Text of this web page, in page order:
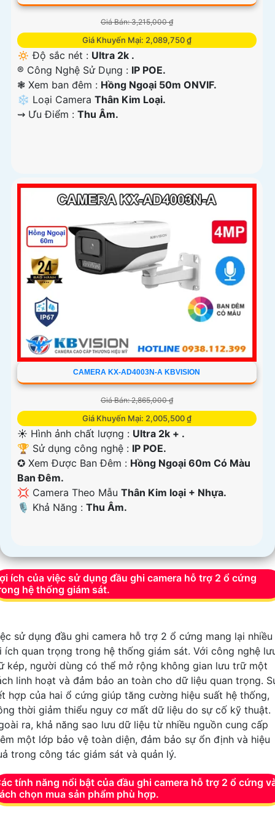
Giá Bán: 3,215,000 ₫
Giá Khuyến Mại: 2,089,750 ₫
🔅 Độ sắc nét : Ultra 2k .
®️ Công Nghệ Sử Dụng : IP POE.
❃ Xem ban đêm : Hồng Ngoại 50m ONVIF.
❄ Loại Camera Thân Kim Loại.
️⇝ Ưu Điểm : Thu Âm.
CAMERA KX-AD4003N-A KBVISION
Giá Bán: 2,865,000 ₫
Giá Khuyến Mại: 2,005,500 ₫
☀️ Hình ảnh chất lượng : Ultra 2k + .
🏆 Sử dụng công nghệ : IP POE.
✪ Xem Được Ban Đêm : Hồng Ngoại 60m Có Màu
Ban Ðêm.
💢 Camera Theo Mẫu Thân Kim loại + Nhựa.
️🎙 Khả Năng : Thu Âm.
ích của việc sử dụng đầu ghi camera hỗ trợ 2 ổ cứng
hệ thống giám sát.
sử dụng đầu ghi camera hỗ trợ 2 ổ cứng mang lại nhiều
ích quan trọng trong hệ thống giám sát. Với công nghệ
kép, người dùng có thể mở rộng không gian lưu trữ một
linh hoạt và đảm bảo an toàn cho dữ liệu quan trọng.
hợp của hai ổ cứng giúp tăng cường hiệu suất hệ thống,
thời giảm thiểu nguy cơ mất dữ liệu do sự cố kỹ thuật.
ra, khả năng sao lưu dữ liệu từ nhiều nguồn cung cấp
một lớp bảo vệ toàn diện, đảm bảo sự ổn định và hiệu
trong công tác giám sát và quản lý.
tính năng nổi bật của đầu ghi camera hỗ trợ 2 ổ cứng
chọn mua sản phẩm phù hợp.